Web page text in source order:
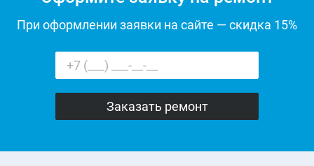
При оформлении заявки на сайте — скидка 15%